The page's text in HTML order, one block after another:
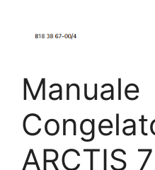
Manuale
ARCTIS